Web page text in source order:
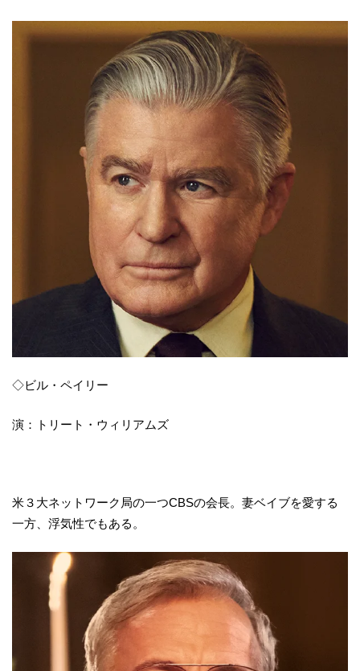
◇ビル・ペイリー
演：トリート・ウィリアムズ
米３大ネットワーク局の一つCBSの会長。妻ベイブを愛する
一方、浮気性でもある。